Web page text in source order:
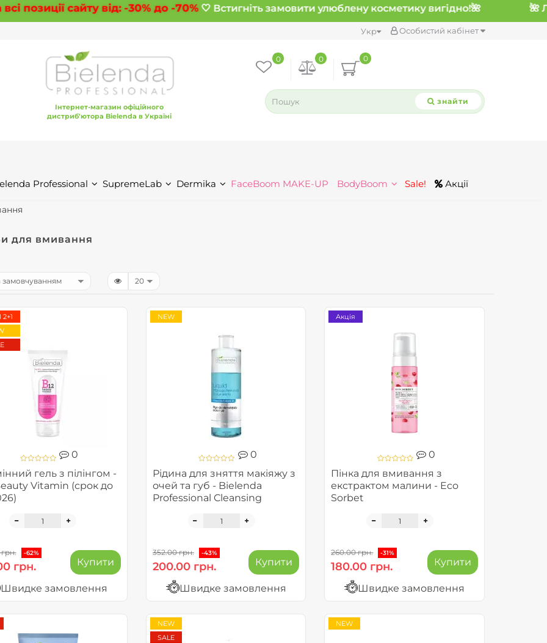
позиції сайту від:-30%до-70%🤍 Встигніть замовити улюблену косметику вигідно!🌺
Особистий кабінет
Укр
Інтернет-магазин офіційного
дистриб'ютора Bielenda в Україні
0
0
0
знайти
Professional SupremeLab Dermika FaceBoom MAKE-UP BodyBoom Sale! Акції
для вмивання
0
гель з пілінгом -
Vitamin (срок до
-62%
грн. Купити
Швидке замовлення
0
Рідина для зняття макіяжу з
очей та губ - Bielenda
Professional Cleansing
NEW
352.00 грн. -43%
200.00 грн. Купити
Швидке замовлення
0
Пінка для вмивання з
екстрактом малини - Eco
Sorbet
Акція
260.00 грн. -31%
180.00 грн. Купити
Швидке замовлення
NEW
SALE
NEW